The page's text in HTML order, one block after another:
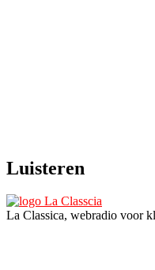
Luisteren
La Classica, webradio voor